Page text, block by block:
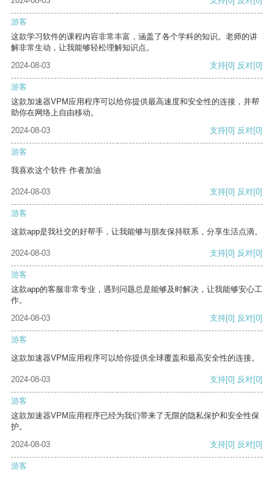
游客
这款学习软件的课程内容非常丰富，涵盖了各个学科的知识。老师的讲
解非常生动，让我能够轻松理解知识点。
2024-08-03
支持[0] 反对[0]
游客
这款加速器VPM应用程序可以给你提供最高速度和安全性的连接，并帮
助你在网络上自由移动。
2024-08-03
支持[0] 反对[0]
游客
我喜欢这个软件 作者加油
2024-08-03 支持[0] 反对[0]
游客
这款app是我社交的好帮手，让我能够与朋友保持联系，分享生活点滴。
2024-08-03 支持[0] 反对[0]
游客
这款app的客服非常专业，遇到问题总是能够及时解决，让我能够安心工
作。
2024-08-03
支持[0] 反对[0]
游客
这款加速器VPM应用程序可以给你提供全球覆盖和最高安全性的连接。
2024-08-03 支持[0] 反对[0]
游客
这款加速器VPM应用程序已经为我们带来了无限的隐私保护和安全性保
护。
2024-08-03
支持[0] 反对[0]
游客